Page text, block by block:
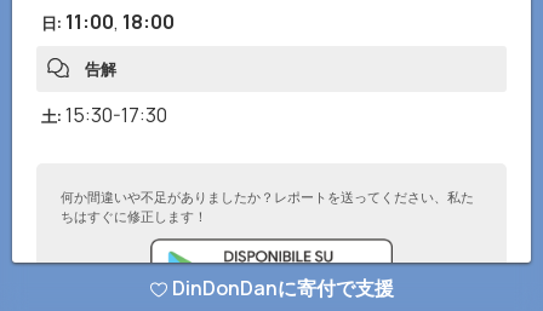
日: 11:00, 18:00
告解
土: 15:30-17:30
何か間違いや不足がありましたか？レポートを送ってください、私た
ちはすぐに修正します！
DinDonDanに寄付で支援